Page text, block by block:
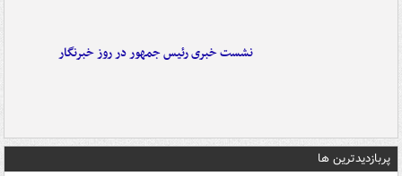
نشست خبری رئیس جمهور در روز خبرنگار
پربازدیدترین ها